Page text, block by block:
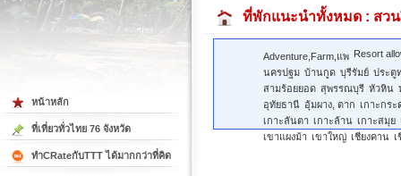
ที่พักแนะนำทั้งหมด : สว
Adventure,Farm,แพ Resort
นครปฐม บ้านกูด บุรีรัมย์ ประตู
สามร้อยยอด สุพรรณบุรี หัวหิน
อุทัยธานี อุ้มผาง, ตาก เกาะกร
เกาะลันตา เกาะล้าน เกาะสมุย
เขาแผงม้า เขาใหญ่ เชียงคาน
หน้าหลัก
ที่เที่ยวทั่วไทย 76 จังหวัด
ทำCRateกับTTT ได้มากกว่าที่คิด